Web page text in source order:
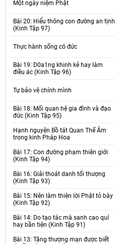
Một ngày niệm Phật
Bài 20: Hiểu thông con đường an tịnh
(Kinh Tập 97)
Thực hành sống có đức
Bài 19: D0a1ng khinh kẻ hay làm
điều ác (Kinh Tập 96)
Tự bảo vệ chính mình
Bài 18: Mối quan hệ gia đình và đạo
đức (Kinh Tập 95)
Hạnh nguyện Bồ tát Quan Thế Âm
trong kinh Pháp Hoa
Bài 17: Con đường phạm thiên giới
(Kinh Tập 94)
Bài 16: Giải thoát danh tối thượng
(Kinh Tập 93)
Bài 15: Nên làm thiện lời Phật tỏ bày
(Kinh Tập 92)
Bài 14: Do tạo tác mà sanh cao quí
hay bần tiện (Kinh Tập 91)
Bài 13: Tăng thượng mạn được biết